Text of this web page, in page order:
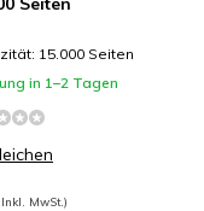
15.000 Seiten
in 1–2 Tagen
MwSt.)